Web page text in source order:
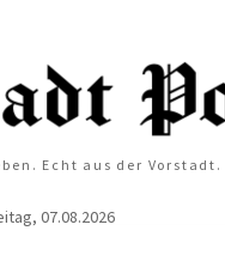
Echt aus der Vorstadt.
07.08.2026